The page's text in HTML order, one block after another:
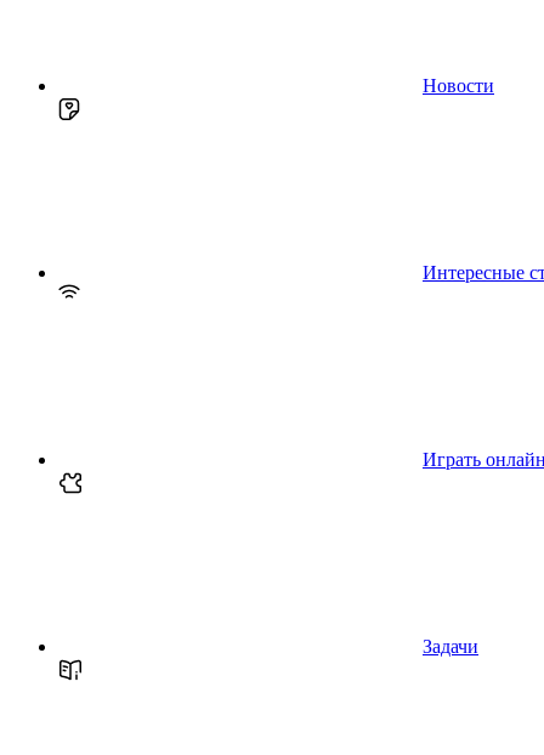
Новости
Интересные
Играть онлайн
Задачи